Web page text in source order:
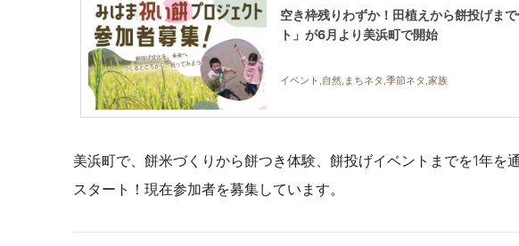
空き枠残りわずか！田植えから餅投げま
ト」が6月より美浜町で開始
イベント,自然,まちネタ,季節ネタ,家族
美浜町で、餅米づくりから餅つき体験、餅投げイベントまでを1年を
スタート！現在参加者を募集しています。